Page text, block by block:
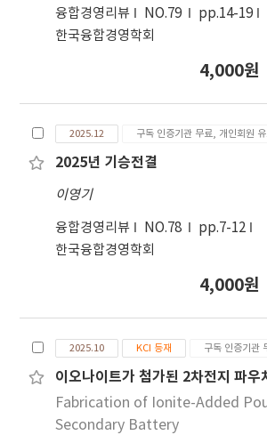
융합경영리뷰 NO.79
pp.14-19
한국융합경영학회
4,000원
2025.12 구독 인증기관 무료, 개인회원
2025년 기승전결
이영기
융합경영리뷰 NO.78
pp.7-12
한국융합경영학회
4,000원
2025.10 KCI 등재 구독 인증기관
이오나이트가 첨가된 2차전지 파우
Fabrication of Ionite-Added
Secondary Battery